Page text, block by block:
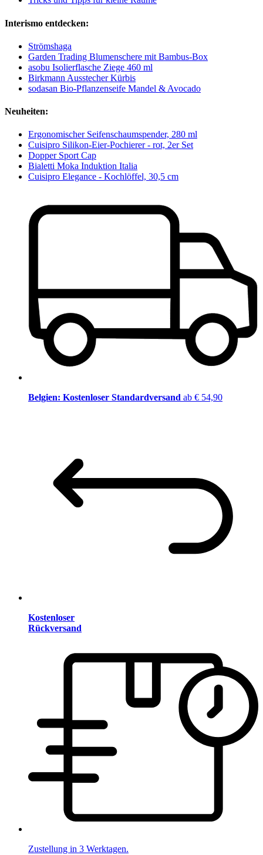
Interismo entdecken:
Strömshaga
Garden Trading Blumenschere mit Bambus-Box
asobu Isolierflasche Ziege 460 ml
Birkmann Ausstecher Kürbis
sodasan Bio-Pflanzenseife Mandel & Avocado
Neuheiten:
Ergonomischer Seifenschaumspender, 280 ml
Cuisipro Silikon-Eier-Pochierer - rot, 2er Set
Dopper Sport Cap
Bialetti Moka Induktion Italia
Cuisipro Elegance - Kochlöffel, 30,5 cm
Belgien: Kostenloser Standardversand ab € 54,90
Kostenloser
Rückversand
Zustellung in 3 Werktagen.